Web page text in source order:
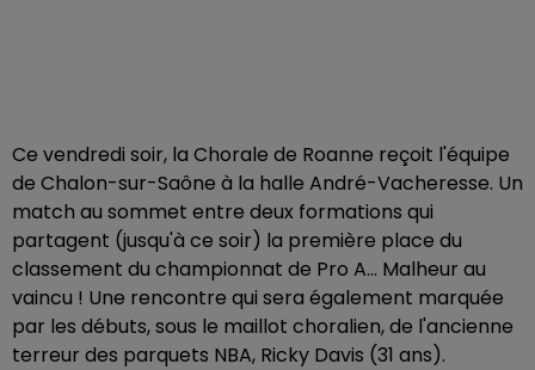
Ce vendredi soir, la Chorale de Roanne reçoit l'équipe
de Chalon-sur-Saône à la halle André-Vacheresse. Un
match au sommet entre deux formations qui
partagent (jusqu'à ce soir) la première place du
classement du championnat de Pro A... Malheur au
vaincu ! Une rencontre qui sera également marquée
par les débuts, sous le maillot choralien, de l'ancienne
terreur des parquets NBA, Ricky Davis (31 ans).